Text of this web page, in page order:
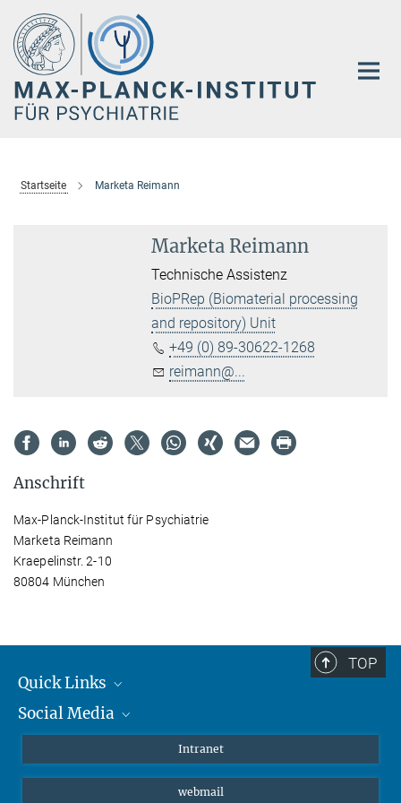
Hauptinhalt
Startseite Marketa Reimann
Marketa Reimann
Technische Assistenz
BioPRep (Biomaterial processing
and repository) Unit
+49 (0) 89-30622-1268
reimann@...
Anschrift
Max-Planck-Institut für Psychiatrie
Marketa Reimann
Kraepelinstr. 2-10
80804 München
TOP
Quick Links
Student*innen/Wissenschaftler*innen
Social Media
Intranet
webmail